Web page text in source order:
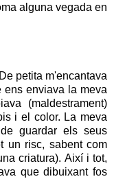
alguna vegada en
petita m'encantava
ens enviava la meva
(maldestrament)
i el color. La meva
guardar els seus
un risc, sabent com
criatura). Així i tot,
que dibuixant fos